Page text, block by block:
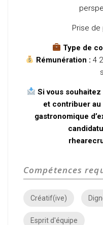
Prise de
Type de
Rémunération : 4
Si vous
et contribuer au
gastronomique
Compétences
Créatif(ive)
Esprit d'équipe